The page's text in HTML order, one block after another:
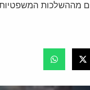
מההשלכות המשפטיות,